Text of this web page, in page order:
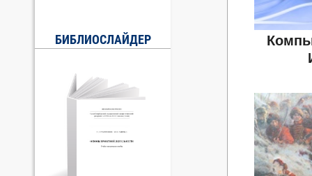
БИБЛИОСЛАЙДЕР